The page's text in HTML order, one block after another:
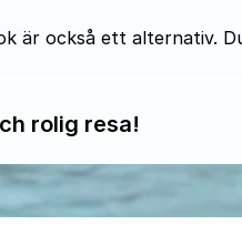
är också ett alternativ.
rolig resa!